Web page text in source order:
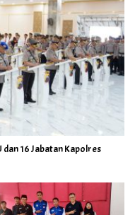
dan 16 Jabatan Kapolres